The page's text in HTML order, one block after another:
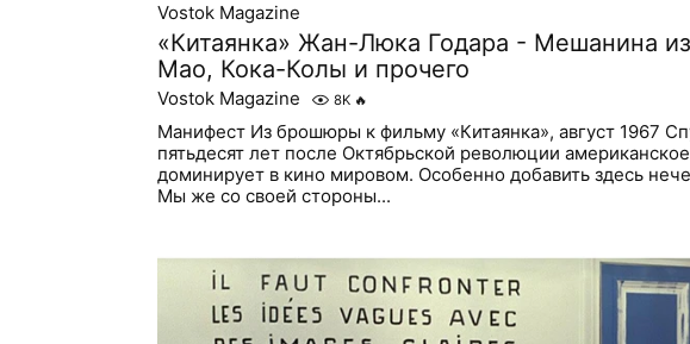
Vostok Magazine
«Китаянка» Жан-Люка Годара - Мешанина из
Мао, Кока-Колы и прочего
Vostok Magazine 8K 🔥
Манифест Из брошюры к фильму «Китаянка», август 1967
пятьдесят лет после Октябрьской революции
доминирует в кино мировом. Особенно добавить здесь
Мы же со своей стороны...